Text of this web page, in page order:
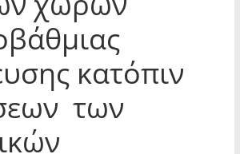
κατόπιν
των